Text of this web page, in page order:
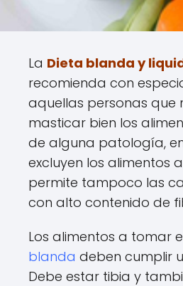
La Dieta blanda y
recomienda con
aquellas personas que
masticar bien los
de alguna patología,
excluyen los alimentos
permite tampoco las
con alto contenido de
Los alimentos a tomar
blanda deben cumplir
Debe estar tibia y